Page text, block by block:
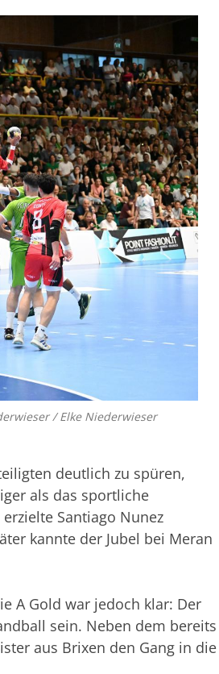
/ Elke Niederwieser
deutlich zu spüren,
als das sportliche
Santiago Nunez
kannte der Jubel bei Meran
A Gold war jedoch klar: Der
sein. Neben dem bereits
aus Brixen den Gang in die